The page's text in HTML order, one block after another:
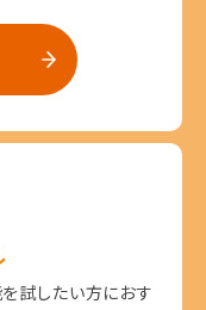
試したい方におす